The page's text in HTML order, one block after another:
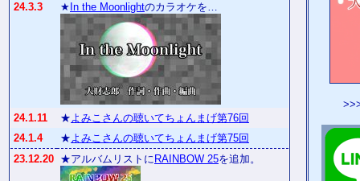
24.3.3
★ In the Moonlightのカラオケを…
24.1.11 ★よみこさんの聴いてちょんまげ第76回
24.1.4
★よみこさんの聴いてちょんまげ第75回
23.12.20 ★アルバムリストに RAINBOW 25を追加。